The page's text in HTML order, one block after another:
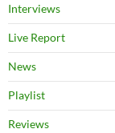
Interviews
Live Report
News
Playlist
Reviews